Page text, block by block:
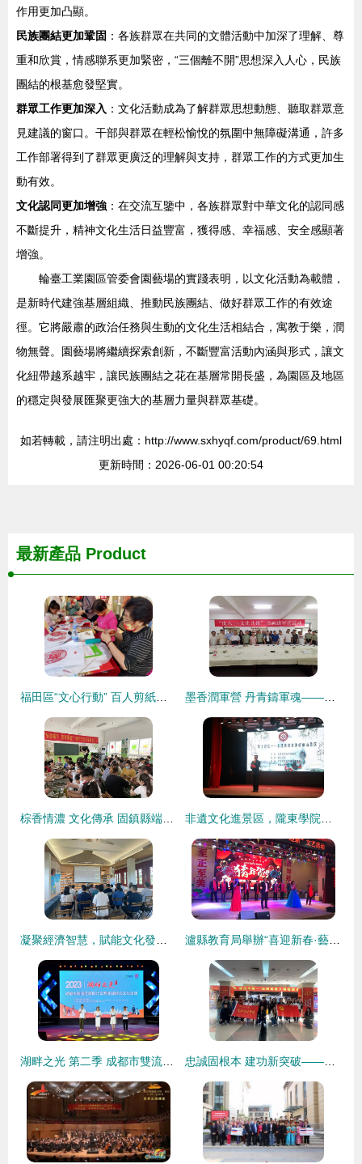
作用更加凸顯。
民族團結更加鞏固 ：各族群眾在共同的文體活動中加深了理解、尊
重和欣賞，情感聯系更加緊密，“三個離不開”思想深入人心，民族
團結的根基愈發堅實。
群眾工作更加深入 ：文化活動成為了解群眾思想動態、聽取群眾意
見建議的窗口。干部與群眾在輕松愉悅的氛圍中無障礙溝通，許多
工作部署得到了群眾更廣泛的理解與支持，群眾工作的方式更加生
動有效。
文化認同更加增強 ：在交流互鑒中，各族群眾對中華文化的認同感
不斷提升，精神文化生活日益豐富，獲得感、幸福感、安全感顯著
增強。
輪臺工業園區管委會園藝場的實踐表明，以文化活動為載體，
是新時代建強基層組織、推動民族團結、做好群眾工作的有效途
徑。它將嚴肅的政治任務與生動的文化生活相結合，寓教于樂，潤
物無聲。園藝場將繼續探索創新，不斷豐富活動內涵與形式，讓文
化紐帶越系越牢，讓民族團結之花在基層常開長盛，為園區及地區
的穩定與發展匯聚更強大的基層力量與群眾基礎。
如若轉載，請注明出處：http://www.sxhyqf.com/product/69.html
更新時間：2026-06-01 00:20:54
最新產品 Product